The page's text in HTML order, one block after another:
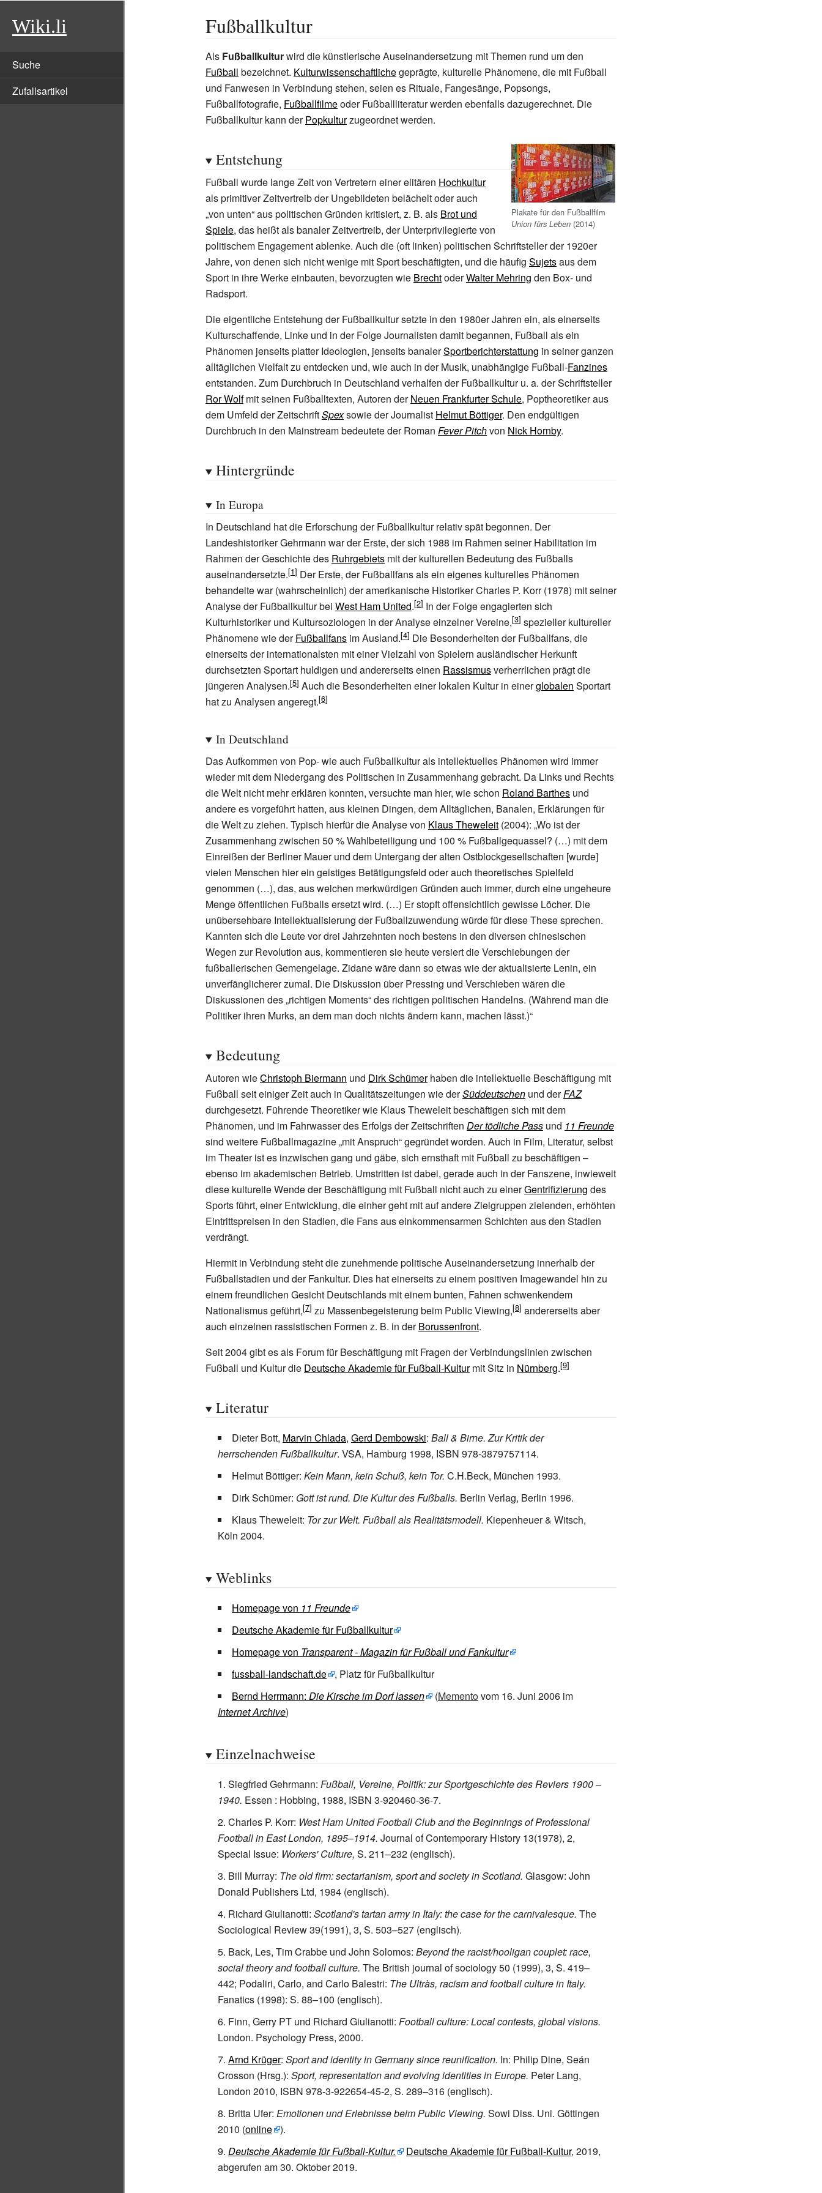
Wiki.li
Suche
Zufallsartikel
Fußballkultur
Als Fußballkulturwird die künstlerische Auseinandersetzung mit Themen rund um den
Fußball bezeichnet. Kulturwissenschaftlichegeprägte, kulturelle Phänomene, die mit Fußball
und Fanwesen in Verbindung stehen, seien es Rituale, Fangesänge, Popsongs,
Fußballfotografie, Fußballfilmeoder Fußballliteratur werden ebenfalls dazugerechnet. Die
Fußballkultur kann derPopkulturzugeordnet werden.
Plakate für den Fußballfilm
Union fürs Leben (2014)
Entstehung
Fußball wurde lange Zeit von Vertretern einer elitären Hochkultur
als primitiver Zeitvertreib der Ungebildeten belächelt oder auch
„von unten“ aus politischen Gründen kritisiert, z. B. als Brot und
Spiele, das heißt als banaler Zeitvertreib, der Unterprivilegierte von
politischem Engagement ablenke. Auch die (oft linken) politischen Schriftsteller der 1920er
Jahre, von denen sich nicht wenige mit Sport beschäftigten, und die häufig Sujetsaus dem
Sport in ihre Werke einbauten, bevorzugten wie BrechtoderWalter Mehring den Box- und
Radsport.
Die eigentliche Entstehung der Fußballkultur setzte in den 1980er Jahren ein, als einerseits
Kulturschaffende, Linke und in der Folge Journalisten damit begannen, Fußball als ein
Phänomen jenseits platter Ideologien, jenseits banalerSportberichterstattung in seiner ganzen
alltäglichen Vielfalt zu entdecken und, wie auch in der Musik, unabhängige Fußball-Fanzines
entstanden. Zum Durchbruch in Deutschland verhalfen der Fußballkultur u. a. der Schriftsteller
Ror Wolfmit seinen Fußballtexten, Autoren derNeuen Frankfurter Schule, Poptheoretiker aus
dem Umfeld der ZeitschriftSpexsowie der Journalist Helmut Böttiger. Den endgültigen
Durchbruch in den Mainstream bedeutete der Roman Fever Pitchvon Nick Hornby.
Hintergründe
In Europa
In Deutschland hat die Erforschung der Fußballkultur relativ spät begonnen. Der
Landeshistoriker Gehrmann war der Erste, der sich 1988 im Rahmen seiner Habilitation im
Rahmen der Geschichte des Ruhrgebiets mit der kulturellen Bedeutung des Fußballs
auseinandersetzte.
Der Erste, der Fußballfans als ein eigenes kulturelles Phänomen
behandelte war (wahrscheinlich) der amerikanische Historiker Charles P. Korr (1978) mit seiner
Analyse der Fußballkultur bei West Ham United.
In der Folge engagierten sich
Kulturhistoriker und Kultursoziologen in der Analyse einzelner Vereine,
spezieller kultureller
Phänomene wie derFußballfans im Ausland.
Die Besonderheiten der Fußballfans, die
einerseits der internationalsten mit einer Vielzahl von Spielern ausländischer Herkunft
durchsetzten Sportart huldigen und andererseits einen Rassismusverherrlichen prägt die
jüngeren Analysen.
Auch die Besonderheiten einer lokalen Kultur in einerglobalen Sportart
hat zu Analysen angeregt.
In Deutschland
Das Aufkommen von Pop- wie auch Fußballkultur als intellektuelles Phänomen wird immer
wieder mit dem Niedergang des Politischen in Zusammenhang gebracht. Da Links und Rechts
die Welt nicht mehr erklären konnten, versuchte man hier, wie schon Roland Barthes und
andere es vorgeführt hatten, aus kleinen Dingen, dem Alltäglichen, Banalen, Erklärungen für
die Welt zu ziehen. Typisch hierfür die Analyse von Klaus Theweleit (2004): „Wo ist der
Zusammenhang zwischen 50 % Wahlbeteiligung und 100 % Fußballgequassel? (…) mit dem
Einreißen der Berliner Mauer und dem Untergang der alten Ostblockgesellschaften [wurde]
vielen Menschen hier ein geistiges Betätigungsfeld oder auch theoretisches Spielfeld
genommen (…), das, aus welchen merkwürdigen Gründen auch immer, durch eine ungeheure
Menge öffentlichen Fußballs ersetzt wird. (…) Er stopft offensichtlich gewisse Löcher. Die
unübersehbare Intellektualisierung der Fußballzuwendung würde für diese These sprechen.
Kannten sich die Leute vor drei Jahrzehnten noch bestens in den diversen chinesischen
Wegen zur Revolution aus, kommentieren sie heute versiert die Verschiebungen der
fußballerischen Gemengelage. Zidane wäre dann so etwas wie der aktualisierte Lenin, ein
unverfänglicherer zumal. Die Diskussion über Pressing und Verschieben wären die
Diskussionen des „richtigen Moments“ des richtigen politischen Handelns. (Während man die
Politiker ihren Murks, an dem man doch nichts ändern kann, machen lässt.)“
Bedeutung
Autoren wieChristoph Biermann und Dirk Schümerhaben die intellektuelle Beschäftigung mit
Fußball seit einiger Zeit auch in Qualitätszeitungen wie derSüddeutschen und derFAZ
durchgesetzt. Führende Theoretiker wie Klaus Theweleit beschäftigen sich mit dem
Phänomen, und im Fahrwasser des Erfolgs der Zeitschriften Der tödliche Pass und 11 Freunde
sind weitere Fußballmagazine „mit Anspruch“ gegründet worden. Auch in Film, Literatur, selbst
im Theater ist es inzwischen gang und gäbe, sich ernsthaft mit Fußball zu beschäftigen –
ebenso im akademischen Betrieb. Umstritten ist dabei, gerade auch in der Fanszene, inwieweit
diese kulturelle Wende der Beschäftigung mit Fußball nicht auch zu einerGentrifizierung des
Sports führt, einer Entwicklung, die einher geht mit auf andere Zielgruppen zielenden, erhöhten
Eintrittspreisen in den Stadien, die Fans aus einkommensarmen Schichten aus den Stadien
verdrängt.
Hiermit in Verbindung steht die zunehmende politische Auseinandersetzung innerhalb der
Fußballstadien und der Fankultur. Dies hat einerseits zu einem positiven Imagewandel hin zu
einem freundlichen Gesicht Deutschlands mit einem bunten, Fahnen schwenkendem
Nationalismus geführt,
zu Massenbegeisterung beim Public Viewing,
andererseits aber
auch einzelnen rassistischen Formen z. B. in derBorussenfront.
Seit 2004 gibt es als Forum für Beschäftigung mit Fragen der Verbindungslinien zwischen
Fußball und Kultur die Deutsche Akademie für Fußball-Kulturmit Sitz in Nürnberg.
Literatur
Dieter Bott, Marvin Chlada, Gerd Dembowski: Ball & Birne. Zur Kritik der
herrschenden Fußballkultur. VSA, Hamburg 1998, ISBN 978-3879757114.
Helmut Böttiger: Kein Mann, kein Schuß, kein Tor. C.H.Beck, München 1993.
Dirk Schümer: Gott ist rund. Die Kultur des Fußballs. Berlin Verlag, Berlin 1996.
Klaus Theweleit: Tor zur Welt. Fußball als Realitätsmodell. Kiepenheuer & Witsch,
Köln 2004.
Weblinks
Homepage von 11 Freunde
Deutsche Akademie für Fußballkultur
Homepage von Transparent - Magazin für Fußball und Fankultur
fussball-landschaft.de
, Platz für Fußballkultur
Bernd Herrmann: Die Kirsche im Dorf lassen (Mementovom 16. Juni 2006 im
Internet Archive)
Einzelnachweise
Siegfried Gehrmann: Fußball, Vereine, Politik: zur Sportgeschichte des Reviers 1900 –
1940. Essen : Hobbing, 1988, ISBN 3-920460-36-7.
Charles P. Korr: West Ham United Football Club and the Beginnings of Professional
Football in East London, 1895–1914. Journal of Contemporary History 13(1978), 2,
Special Issue: Workers' Culture, S. 211–232 (englisch).
Bill Murray: The old firm: sectarianism, sport and society in Scotland. Glasgow: John
Donald Publishers Ltd, 1984 (englisch).
Richard Giulianotti: Scotland's tartan army in Italy: the case for the carnivalesque. The
Sociological Review 39(1991), 3, S. 503–527 (englisch).
Back, Les, Tim Crabbe und John Solomos: Beyond the racist/hooligan couplet: race,
social theory and football culture. The British journal of sociology 50 (1999), 3, S. 419–
442; Podaliri, Carlo, and Carlo Balestri: The Ultràs, racism and football culture in Italy.
Fanatics (1998): S. 88–100 (englisch).
Finn, Gerry PT und Richard Giulianotti: Football culture: Local contests, global visions.
London. Psychology Press, 2000.
Arnd Krüger: Sport and identity in Germany since reunification. In: Philip Dine, Seán
Crosson (Hrsg.): Sport, representation and evolving identities in Europe. Peter Lang,
London 2010, ISBN 978-3-922654-45-2, S. 289–316 (englisch).
Britta Ufer: Emotionen und Erlebnisse beim Public Viewing. Sowi Diss. Uni. Göttingen
2010 (online ).
Deutsche Akademie für Fußball-Kultur.
Deutsche Akademie für Fußball-Kultur, 2019,
abgerufen am 30. Oktober 2019.